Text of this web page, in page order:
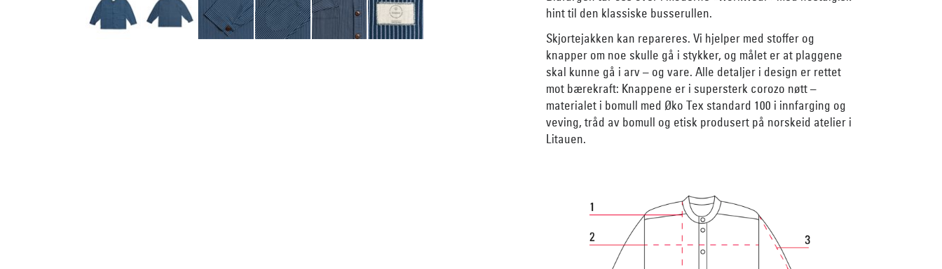
hint til den klassiske busserullen.
Skjortejakken kan repareres. Vi hjelper med stoffer og
knapper om noe skulle gå i stykker, og målet er at plaggene
skal kunne gå i arv – og vare. Alle detaljer i design er rettet
mot bærekraft: Knappene er i supersterk corozo nøtt –
materialet i bomull med Øko Tex standard 100 i innfarging og
veving, tråd av bomull og etisk produsert på norskeid atelier i
Litauen.